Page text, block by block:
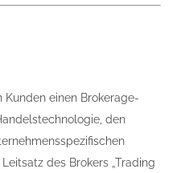
Kunden einen Brokerage-
den
des Brokers „Trading